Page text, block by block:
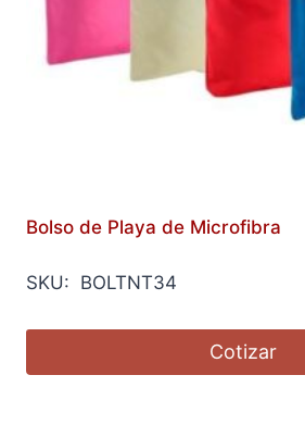
Bolso de Playa de Microfibra
SKU: BOLTNT34
Cotizar